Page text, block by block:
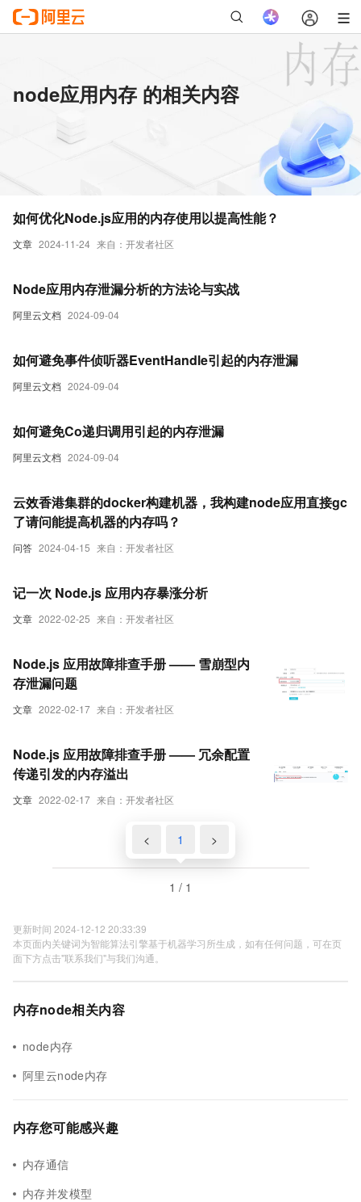
node应用内存 的相关内容
文章 2024-11-24 来自：开发者社区
如何优化Node.js应用的内存使用以提高性能？
阿里云文档 2024-09-04
Node应用内存泄漏分析的方法论与实战
阿里云文档 2024-09-04
如何避免事件侦听器EventHandle引起的内存泄漏
阿里云文档 2024-09-04
如何避免Co递归调用引起的内存泄漏
问答 2024-04-15 来自：开发者社区
云效香港集群的docker构建机器，我构建node应用直接gc
了请问能提高机器的内存吗？
文章 2022-02-25 来自：开发者社区
记一次 Node.js 应用内存暴涨分析
文章 2022-02-17 来自：开发者社区
Node.js 应用故障排查手册 —— 雪崩型内
存泄漏问题
文章 2022-02-17 来自：开发者社区
Node.js 应用故障排查手册 —— 冗余配置
传递引发的内存溢出
< 1 >
1 / 1
更新时间 2024-12-12 20:33:39
本页面内关键词为智能算法引擎基于机器学习所生成，如有任何问题，可在页
面下方点击"联系我们"与我们沟通。
内存node相关内容
node内存
阿里云node内存
内存您可能感兴趣
内存通信
内存并发模型